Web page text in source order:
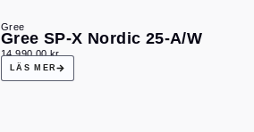
Gree
Gree SP-X Nordic 25-A/W
14 990,00kr
LÄS MER